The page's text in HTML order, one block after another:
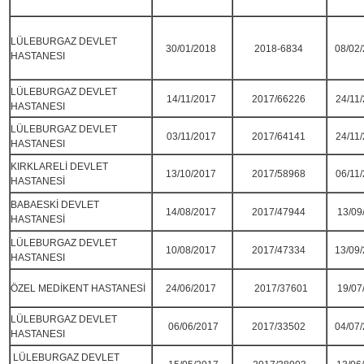
LÜLEBURGAZ DEVLET
HASTANESI
30/01/2018 2018-6834 08/
LÜLEBURGAZ DEVLET
HASTANESI
14/11/2017 2017/66226 24/
LÜLEBURGAZ DEVLET
HASTANESI
03/11/2017 2017/64141 24/
KIRKLARELİ DEVLET
HASTANESİ
13/10/2017 2017/58968 06/
BABAESKİ DEVLET
HASTANESİ
14/08/2017 2017/47944 13/
LÜLEBURGAZ DEVLET
HASTANESI
10/08/2017 2017/47334 13/
ÖZEL MEDİKENT HASTANESİ 24/06/2017 2017/37601 19/
LÜLEBURGAZ DEVLET
HASTANESI
06/06/2017 2017/33502 04/
LÜLEBURGAZ DEVLET